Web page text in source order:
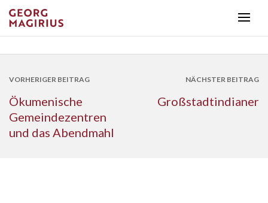
VORHERIGER BEITRAG
Ökumenische
Gemeindezentren
und das Abendmahl
NÄCHSTER BEITRAG
Großstadtindianer